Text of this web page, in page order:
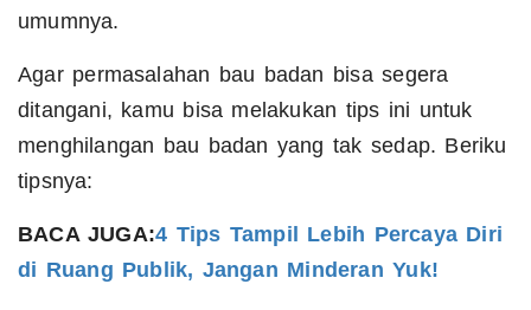
umumnya.
Agar permasalahan bau badan bisa segera
ditangani, kamu bisa melakukan tips ini untuk
menghilangan bau badan yang tak sedap. Beriku
tipsnya:
BACA JUGA:4 Tips Tampil Lebih Percaya Diri
di Ruang Publik, Jangan Minderan Yuk!